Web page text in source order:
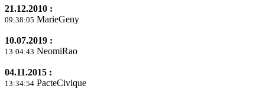
21.12.2010 :
09:38:05 MarieGeny
10.07.2019 :
13:04:43 NeomiRao
04.11.2015 :
13:34:54 PacteCivique